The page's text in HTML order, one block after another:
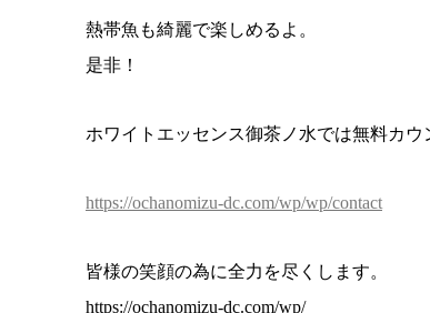
熱帯魚も綺麗で楽しめるよ。
是非！
ホワイトエッセンス御茶ノ水では無料カ
https://ochanomizu-dc.com/wp/wp/contact
皆様の笑顔の為に全力を尽くします。
https://ochanomizu-dc.com/wp/